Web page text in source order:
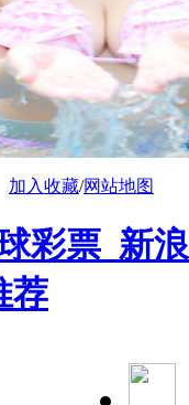
加入收藏/网站地图